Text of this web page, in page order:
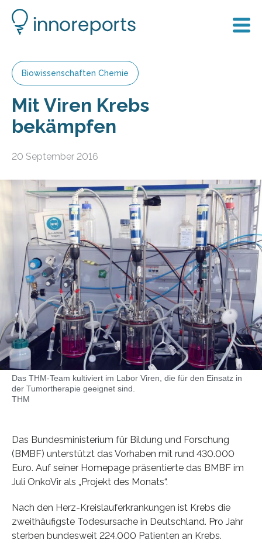
Biowissenschaften Chemie
Mit Viren Krebs
bekämpfen
20 September 2016
Das THM-Team kultiviert im Labor Viren, die für den Einsatz in
der Tumortherapie geeignet sind.
THM
Das Bundesministerium für Bildung und Forschung
(BMBF) unterstützt das Vorhaben mit rund 430.000
Euro. Auf seiner Homepage präsentierte das BMBF im
Juli OnkoVir als „Projekt des Monats“.
Nach den Herz-Kreislauferkrankungen ist Krebs die
zweithäufigste Todesursache in Deutschland. Pro Jahr
sterben bundesweit 224.000 Patienten an Krebs.